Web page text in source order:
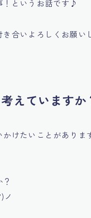
！というお話です♪
合いよろしくお願い
えていますか
けたいことがありま
ノ